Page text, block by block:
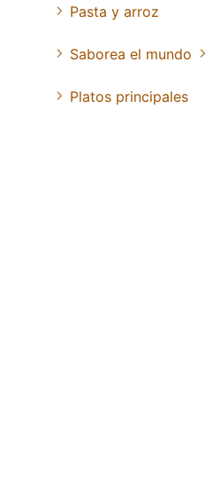
Pasta y arroz
Saborea el mundo
Platos principales